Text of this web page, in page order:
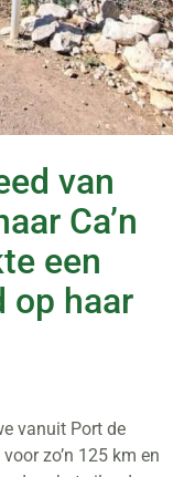
van
Ca’n
een
op haar
vanuit Port de
zo’n 125 km en